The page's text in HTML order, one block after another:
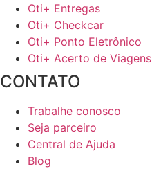
Oti+ Entregas
Oti+ Checkcar
Oti+ Ponto Eletrônico
Oti+ Acerto de Viagens
CONTATO
Trabalhe conosco
Seja parceiro
Central de Ajuda
Blog